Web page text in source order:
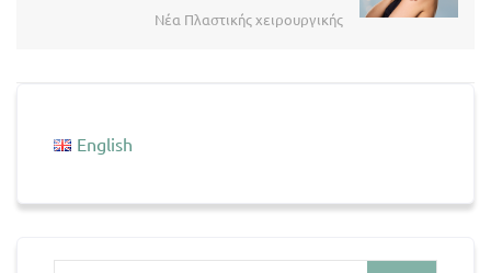
Νέα Πλαστικής χειρουργικής
English